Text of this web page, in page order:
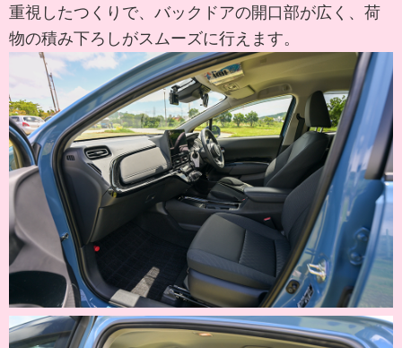
重視したつくりで、バックドアの開口部が広く、荷
物の積み下ろしがスムーズに行えます。